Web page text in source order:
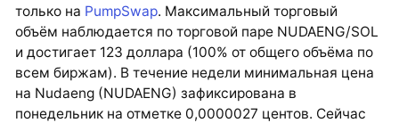
только на PumpSwap. Максимальный торговый
объём наблюдается по торговой паре NUDAENG/SOL
и достигает 123 доллара (100% от общего объёма по
всем биржам). В течение недели минимальная цена
на Nudaeng (NUDAENG) зафиксирована в
понедельник на отметке 0,0000027 центов. Сейчас